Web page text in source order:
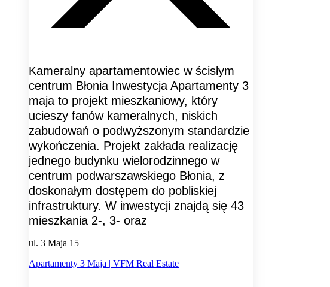
Kameralny apartamentowiec w ścisłym
centrum Błonia Inwestycja Apartamenty 3
maja to projekt mieszkaniowy, który
ucieszy fanów kameralnych, niskich
zabudowań o podwyższonym standardzie
wykończenia. Projekt zakłada realizację
jednego budynku wielorodzinnego w
centrum podwarszawskiego Błonia, z
doskonałym dostępem do pobliskiej
infrastruktury. W inwestycji znajdą się 43
mieszkania 2-, 3- oraz
ul. 3 Maja 15
Apartamenty 3 Maja | VFM Real Estate